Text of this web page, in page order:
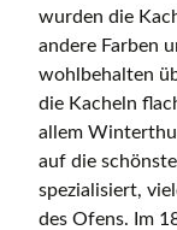
wurden die
andere Farben
wohlbehalten
die Kacheln
allem
auf die
spezialisiert,
des Ofens. Im